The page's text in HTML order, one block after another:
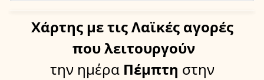
Χάρτης με τις Λαϊκές αγορές
που λειτουργούν
την ημέραΠέμπτη στην